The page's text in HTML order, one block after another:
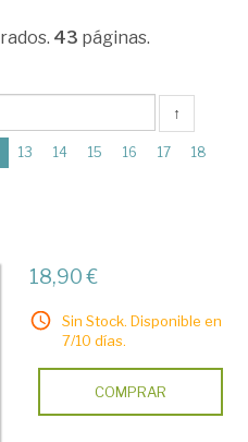
43 páginas.
↑
(current)
13 14 15 16 17
18
18,90 €
Sin Stock. Disponible en
7/10 días.
COMPRAR